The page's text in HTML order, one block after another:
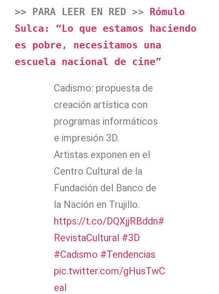
>> PARA LEER EN RED >> Rómulo
Sulca: “Lo que estamos haciendo
es pobre, necesitamos una
escuela nacional de cine”
Cadismo: propuesta de
creación artística con
programas informáticos
e impresión 3D.
Artistas exponen en el
Centro Cultural de la
Fundación del Banco de
la Nación en Trujillo.
https://t.co/DQXjjRBddn#
RevistaCultural #3D
#Cadismo #Tendencias
pic.twitter.com/gHusTwC
eal